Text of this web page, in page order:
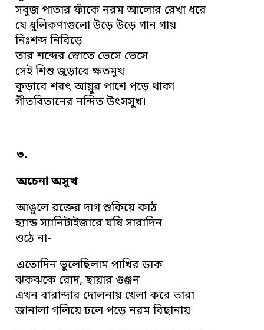
সবুজ পাতার ফাঁকে নরম আলোর রেখা ধরে
যে ধুলিকণাগুলো উড়ে উড়ে গান গায়
নিঃশব্দ নিবিড়ে
তার শব্দের স্রোতে ভেসে ভেসে
সেই শিশু জুড়াবে ক্ষতমুখ
কুড়াবে শরৎ আয়ুর পাশে পড়ে থাকা
গীতবিতানের নন্দিত উৎসসুখ।
৩.
অচেনা অসুখ
আঙুলে রক্তের দাগ শুকিয়ে কাঠ
হ্যান্ড স্যানিটাইজারে ঘষি সারাদিন
ওঠে না-
এতোদিন ভুলেছিলাম পাখির ডাক
ঝকঝকে রোদ, ছায়ার গুঞ্জন
এখন বারান্দার দোলনায় খেলা করে তারা
জানালা গলিয়ে ঢলে পড়ে নরম বিছানায়